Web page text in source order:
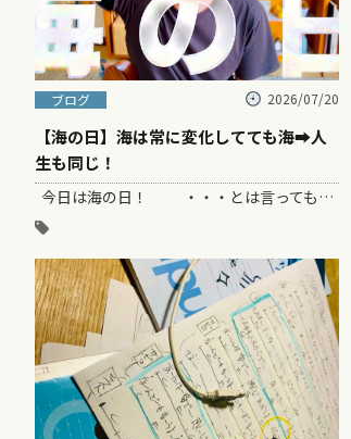
ブログ 2026/07/20
【海の日】海は常に変化してても海➡︎人
生も同じ！
今日は海の日！ ・・・とは言ってもガズが住んでる長野県は海なし県～。 &…